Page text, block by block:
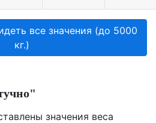
все значения (до 5000
кг.)
значения веса